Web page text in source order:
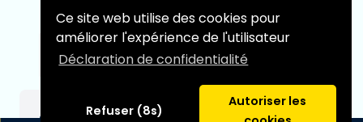
Ce site web utilise des cookies pour
améliorer l'expérience de l'utilisateur
Déclaration de confidentialité
Refuser (8s)
Autoriser les
One Piece figurine S.H.Figuarts Jewelry
+